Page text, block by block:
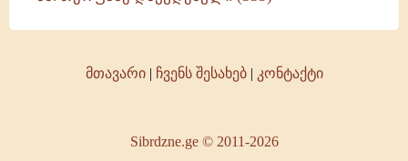
მთავარი| ჩვენს შესახებ| კონტაქტი
Sibrdzne.ge © 2011-2026